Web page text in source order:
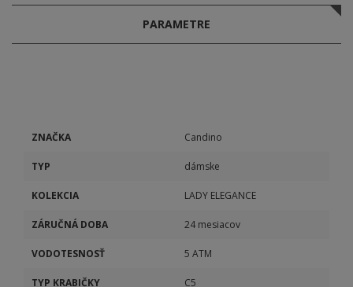
PARAMETRE
ZNAČKA Candino
TYP dámske
KOLEKCIA LADY ELEGANCE
ZÁRUČNÁ DOBA 24 mesiacov
VODOTESNOSŤ 5 ATM
TYP KRABIČKY C5